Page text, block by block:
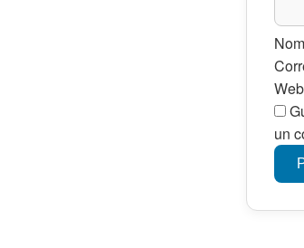
Web
un